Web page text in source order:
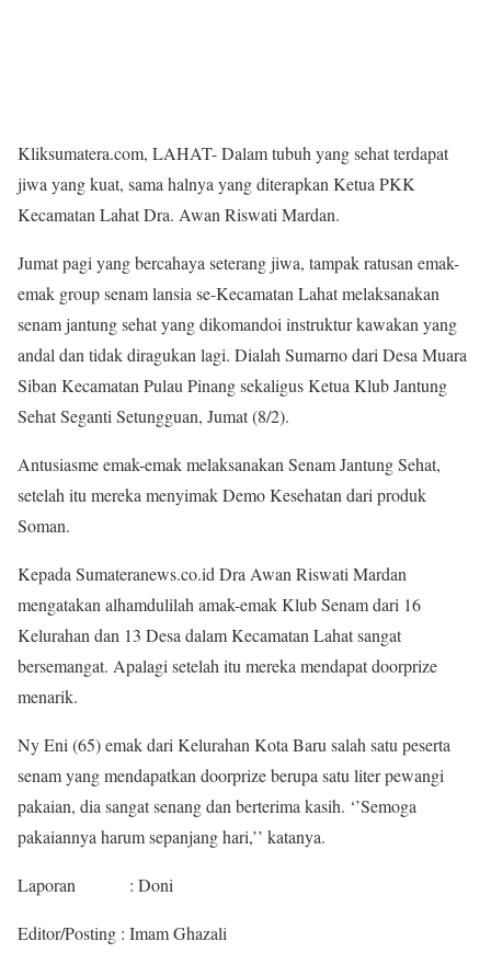
Kliksumatera.com, LAHAT- Dalam tubuh yang sehat terdapat
jiwa yang kuat, sama halnya yang diterapkan Ketua PKK
Kecamatan Lahat Dra. Awan Riswati Mardan.
Jumat pagi yang bercahaya seterang jiwa, tampak ratusan emak-
emak group senam lansia se-Kecamatan Lahat melaksanakan
senam jantung sehat yang dikomandoi instruktur kawakan yang
andal dan tidak diragukan lagi. Dialah Sumarno dari Desa Muara
Siban Kecamatan Pulau Pinang sekaligus Ketua Klub Jantung
Sehat Seganti Setungguan, Jumat (8/2).
Antusiasme emak-emak melaksanakan Senam Jantung Sehat,
setelah itu mereka menyimak Demo Kesehatan dari produk
Soman.
Kepada Sumateranews.co.id Dra Awan Riswati Mardan
mengatakan alhamdulilah amak-emak Klub Senam dari 16
Kelurahan dan 13 Desa dalam Kecamatan Lahat sangat
bersemangat. Apalagi setelah itu mereka mendapat doorprize
menarik.
Ny Eni (65) emak dari Kelurahan Kota Baru salah satu peserta
senam yang mendapatkan doorprize berupa satu liter pewangi
pakaian, dia sangat senang dan berterima kasih. ‘’Semoga
pakaiannya harum sepanjang hari,’’ katanya.
Laporan : Doni
Editor/Posting : Imam Ghazali